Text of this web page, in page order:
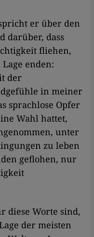
er über den
darüber, dass
fliehen,
enden:
der
in meiner
sprachlose Opfer
Wahl hattet,
unter
zu leben
geflohen, nur
diese Worte sind,
der meisten